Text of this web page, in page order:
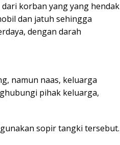
korban yang yang hendak
dan jatuh sehingga
dengan darah
namun naas, keluarga
pihak keluarga,
sopir tangki tersebut.